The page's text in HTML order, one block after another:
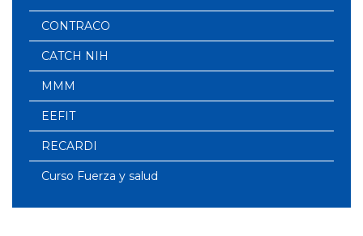
CONTRACO
CATCH NIH
MMM
EEFIT
RECARDI
Curso Fuerza y salud